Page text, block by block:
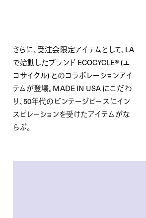
さらに、受注会限定アイテムとして、LA
で始動したブランド ECOCYCLE® (エ
コサイクル) とのコラボレーションアイ
テムが登場。MADE IN USA にこだわ
り、50年代のビンテージピースにイン
スピレーションを受けたアイテムがな
らぶ。